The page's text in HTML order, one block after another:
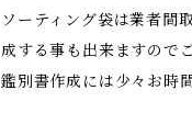
ソーティング袋は業者間
成する事も出来ますので
鑑別書作成には少々お時